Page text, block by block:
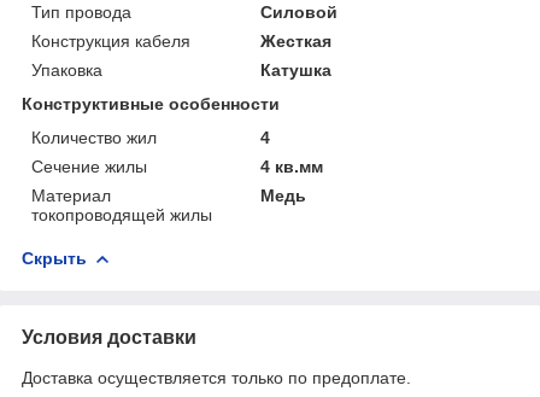
Тип провода
Силовой
Конструкция кабеля
Жесткая
Упаковка
Катушка
Конструктивные особенности
Количество жил
4
Сечение жилы
4 кв.мм
Материал
токопроводящей жилы
Медь
Скрыть
Условия доставки
Доставка осуществляется только по предоплате.